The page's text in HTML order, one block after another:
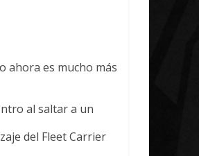
ahora es mucho más
al saltar a un
del Fleet Carrier